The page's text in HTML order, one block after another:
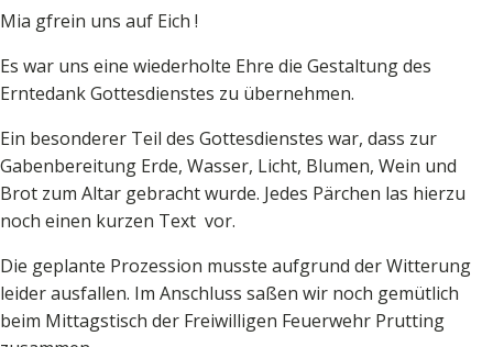
Mia gfrein uns auf Eich !
Es war uns eine wiederholte Ehre die Gestaltung des
Erntedank Gottesdienstes zu übernehmen.
Ein besonderer Teil des Gottesdienstes war, dass zur
Gabenbereitung Erde, Wasser, Licht, Blumen, Wein und
Brot zum Altar gebracht wurde. Jedes Pärchen las hierzu
noch einen kurzen Text vor.
Die geplante Prozession musste aufgrund der Witterung
leider ausfallen. Im Anschluss saßen wir noch gemütlich
beim Mittagstisch der Freiwilligen Feuerwehr Prutting